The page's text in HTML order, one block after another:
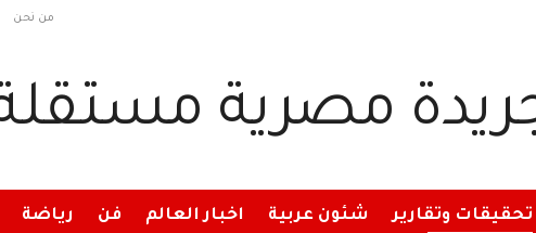
من نحن
تحقيقات وتقارير شئون عربية اخبار العالم فن رياضة